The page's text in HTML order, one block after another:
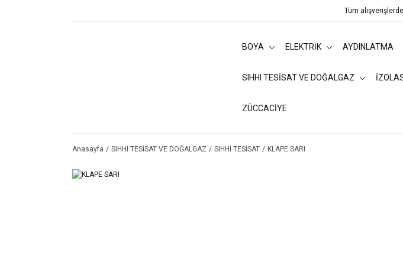
Tüm
BOYA ELEKTRİK AYDINLATMA
SIHHI TESİSAT VE DOĞALGAZ
ZÜCCACİYE
Anasayfa SIHHI TESİSAT VE DOĞALGAZ SIHHİ TESİSAT KLAPE SARI